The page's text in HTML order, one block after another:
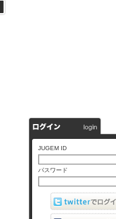
JUGEM ID
パスワード